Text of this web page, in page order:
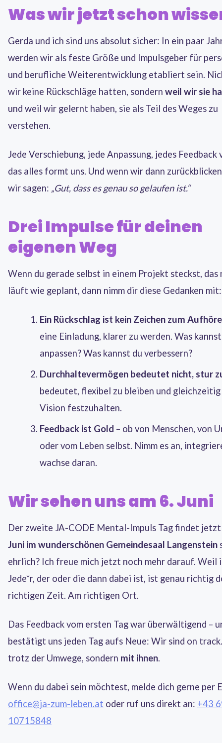
Was wir jetzt schon
Gerda und ich sind uns absolut sicher: In ein paar
werden wir als feste Größe und Impulsgeber für
und berufliche Weiterentwicklung etabliert sein.
wir keine Rückschläge hatten, sondern weil wir sie
und weil wir gelernt haben, sie als Teil des Weges zu
verstehen.
Jede Verschiebung, jede Anpassung, jedes Feedback
das alles formt uns. Und wenn wir dann
wir sagen: „Gut, dass es genau so gelaufen ist.“
Drei Impulse für deinen
eigenen Weg
Wenn du gerade selbst in einem Projekt steckst, das
läuft wie geplant, dann nimm dir diese Gedanken mit:
Ein Rückschlag ist kein Zeichen zum
eine Einladung, klarer zu werden. Was
anpassen? Was kannst du verbessern?
Durchhaltevermögen bedeutet nicht, stur
bedeutet, flexibel zu bleiben und
Vision festzuhalten.
Feedback ist Gold – ob von Menschen, von
oder vom Leben selbst. Nimm es an,
wachse daran.
Wir sehen uns am 6. Juni
Der zweite JA-CODE Mental-Impuls Tag findet
Juni im wunderschönen Gemeindesaal Langenstein
ehrlich? Ich freue mich jetzt noch mehr darauf. Weil
Jede*r, der oder die dann dabei ist, ist genau richtig
richtigen Zeit. Am richtigen Ort.
Das Feedback vom ersten Tag war überwältigend –
bestätigt uns jeden Tag aufs Neue: Wir sind on
trotz der Umwege, sondern mit ihnen.
Wenn du dabei sein möchtest, melde dich gerne per
office@ja-zum-leben.at oder ruf uns direkt an: +43
10715848